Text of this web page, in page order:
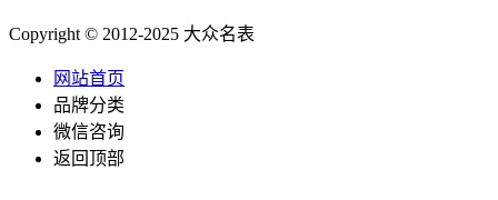
Copyright © 2012-2025 大众名表
网站首页
品牌分类
微信咨询
返回顶部